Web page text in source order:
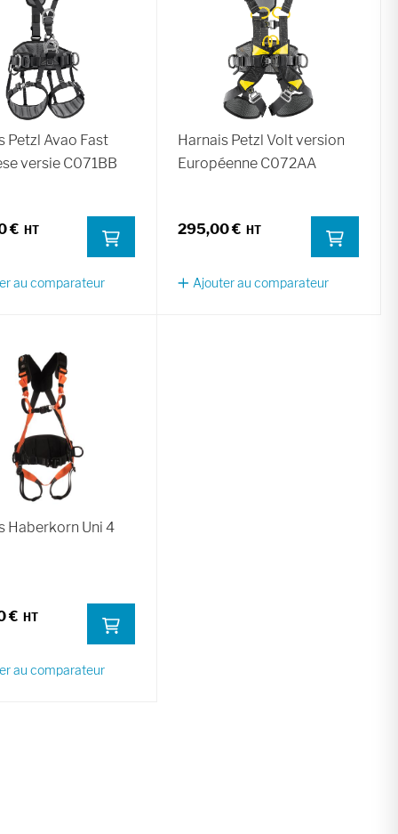
Petzl Avao Fast
versie C071BB
€
au comparateur
Harnais Petzl Volt version
Européenne C072AA
295,00 €
Ajouter au comparateur
Haberkorn Uni 4
€
au comparateur